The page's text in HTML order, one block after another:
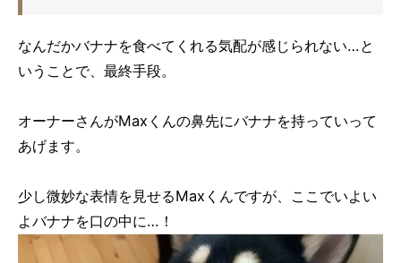
なんだかバナナを食べてくれる気配が感じられない…と
いうことで、最終手段。
オーナーさんがMaxくんの鼻先にバナナを持っていって
あげます。
少し微妙な表情を見せるMaxくんですが、ここでいよい
よバナナを口の中に…！